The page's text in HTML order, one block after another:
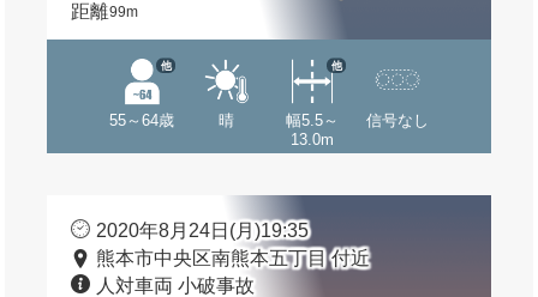
距離99m
55～64歳
他
晴
幅5.5～
13.0m
他
信号なし
2020年8月24日(月)19:35
熊本市中央区南熊本五丁目 付近
人対車両 小破事故